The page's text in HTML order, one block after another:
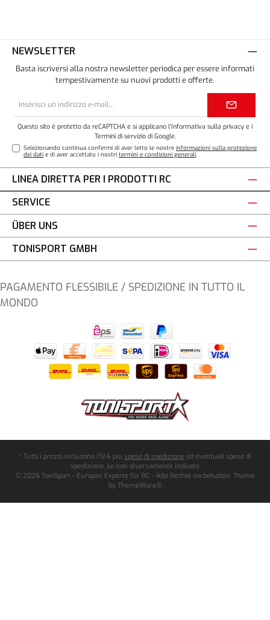
NEWSLETTER
Basta iscriversi alla nostra newsletter periodica per essere informati
tempestivamente su nuovi prodotti e offerte.
e-
Questo sito è protetto da reCAPTCHA e si applicano l'Informativa sulla privacy e i
Termini di serviziodi Google.
Selezionando continua confermi di aver letto le nostreinformazioni sulla protezione
dei dati e di aver accettato i nostritermini e condizioni generali.
LINEA DIRETTA PER I PRODOTTI RC
SERVICE
ÜBER UNS
TONISPORT GMBH
PAGAMENTO FLESSIBILE / SPEDIZIONE IN TUTTO IL
MONDO
* Tutti i prezzi includono l'IVA più spese di spedizione ed eventuali spese di
spedizione, se non diversamente indicato.
© 2026 ToniSport - Europas Experte für RC - Alle Rechte vorbehalten. Theme
by ThemeWare®